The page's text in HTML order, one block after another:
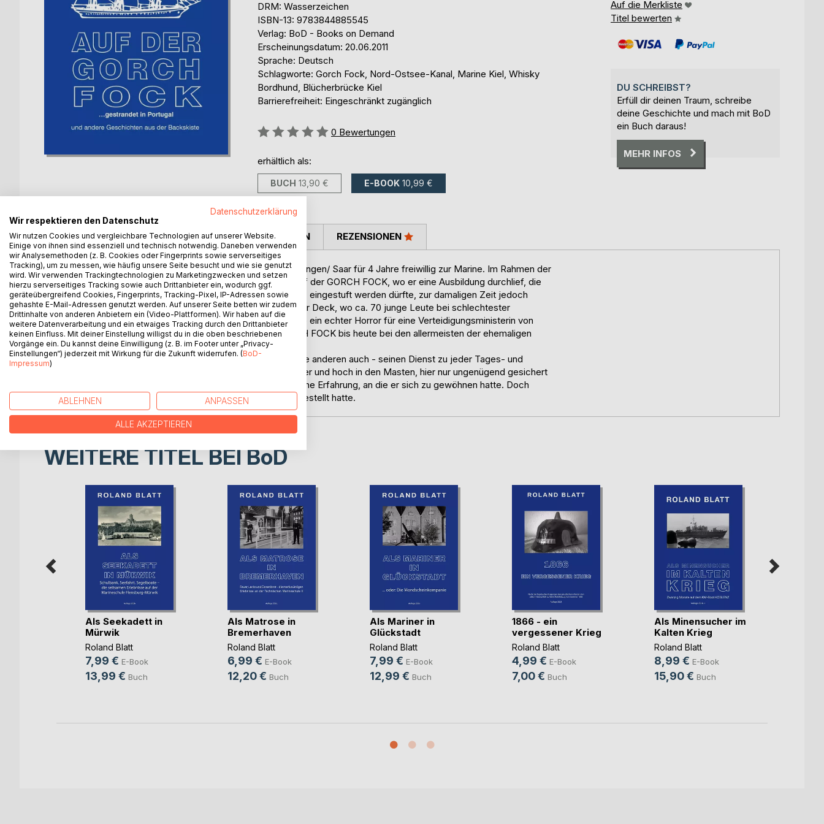
DRM: Wasserzeichen
ISBN-13: 9783844885545
Verlag: BoD - Books on Demand
Erscheinungsdatum: 20.06.2011
Sprache: Deutsch
Schlagworte: Gorch Fock, Nord-Ostsee-Kanal, Marine Kiel, Whisky
Bordhund, Blücherbrücke Kiel
Barrierefreiheit: Eingeschränkt zugänglich
Bewertung::
0 Bewertungen
erhältlich als:
BUCH 13,90 € E-BOOK 10,99 €
Auf die Merkliste
Titel bewerten
DU SCHREIBST?
Erfüll dir deinen Traum, schreibe
deine Geschichte und mach mit BoD
ein Buch daraus!
MEHR INFOS
BESCHREIBUNG
Roland Blatt, geb. Dez 1946, ging nach dem Abitur in Völklingen/ Saar für 4 Jahre freiwillig zur Marine. Im Rahmen der
Offiziersausbildung erhielt er die erste See-Ausbildung auf der GORCH FOCK, wo er eine Ausbildung durchlief, die
heute in mancher Hinsicht sicher als "menschenunwürdig" eingestuft werden dürfte, zur damaligen Zeit jedoch
völlig üblich und akzeptiert war. Allein schon die Enge unter Deck, wo ca. 70 junge Leute bei schlechtester
Belüftung in einem Raum zusammenleben mussten, dürfte ein echter Horror für eine Verteidigungsministerin von
heute sein. Doch trotz aller Härten erfreut sich die GORCH FOCK bis heute bei den allermeisten der ehemaligen
Besatzungsmitgliedern einer großen Beliebtheit.
In der Titelgeschichte erzählt Roland Blatt, wie er - wie alle anderen auch - seinen Dienst zu jeder Tages- und
Nachtzeit verrichtete: unter Deck, an Deck, auf dem Klüver und hoch in den Masten, hier nur ungenügend gesichert
mit einem einfachen Sisal-Life-Belt. Eine außergewöhnliche Erfahrung, an die er sich zu gewöhnen hatte. Doch
leider verlief seine Bordzeit nicht so, wie er sich das vorgestellt hatte.
AUTOR/IN PRESSESTIMMEN REZENSIONEN
WEITERE TITEL BEIBoD
Als Seekadett in
Mürwik
Roland Blatt
7,99 € E-Book
13,99 € Buch
Als Matrose in
Bremerhaven
Roland Blatt
6,99 € E-Book
12,20 € Buch
Als Mariner in
Glückstadt
Roland Blatt
7,99 € E-Book
12,99 € Buch
1866 - ein
vergessener Krieg
Roland Blatt
4,99 € E-Book
7,00 € Buch
Als Minensucher im
Kalten Krieg
Roland Blatt
8,99 € E-Book
15,90 € Buch
Datenschutzerklärung
Wir respektieren den Datenschutz
Wir nutzen Cookies und vergleichbare Technologien auf unserer Website.
Einige von ihnen sind essenziell und technisch notwendig. Daneben verwenden
wir Analysemethoden (z. B. Cookies oder Fingerprints sowie serverseitiges
Tracking), um zu messen, wie häufig unsere Seite besucht und wie sie genutzt
wird. Wir verwenden Trackingtechnologien zu Marketingzwecken und setzen
hierzu serverseitiges Tracking sowie auch Drittanbieter ein, wodurch ggf.
geräteübergreifend Cookies, Fingerprints, Tracking-Pixel, IP-Adressen sowie
gehashte E-Mail-Adressen genutzt werden. Auf unserer Seite betten wir zudem
Drittinhalte von anderen Anbietern ein (Video-Plattformen). Wir haben auf die
weitere Datenverarbeitung und ein etwaiges Tracking durch den Drittanbieter
keinen Einfluss. Mit deiner Einstellung willigst du in die oben beschriebenen
Vorgänge ein. Du kannst deine Einwilligung (z. B. im Footer unter „Privacy-
Einstellungen“) jederzeit mit Wirkung für die Zukunft widerrufen. (BoD-
Impressum)
ABLEHNEN ANPASSEN
ALLE AKZEPTIEREN